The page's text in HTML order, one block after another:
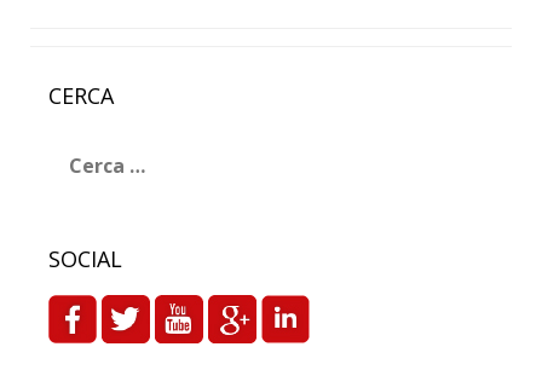
CERCA
per:
SOCIAL